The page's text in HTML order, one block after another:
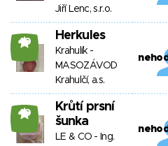
Jiří Lenc, s.r.o.
40 Herkules
Krahulík -
MASOZÁVOD
Krahulčí, a.s.
40
Krůtí prsní
šunka
LE & CO - Ing.